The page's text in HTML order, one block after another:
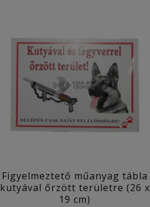
Figyelmeztető műanyag tábla
kutyával őrzött területre (26 x
19 cm)